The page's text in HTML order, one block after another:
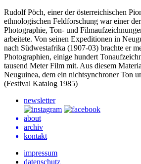
Rudolf Pöch, einer der österreichischen
ethnologischen Feldforschung war einer
Photographie, Ton- und
arbeitete. Von seinen Expeditionen in
nach Südwestafrika (1907-03) brachte er
Photographien, einige hundert
tausend Meter Film mit. Aus diesem
Neuguinea, dem ein nichtsynchroner Ton
(Festival Katalog 1985)
newsletter
about
archiv
kontakt
impressum
datenschutz